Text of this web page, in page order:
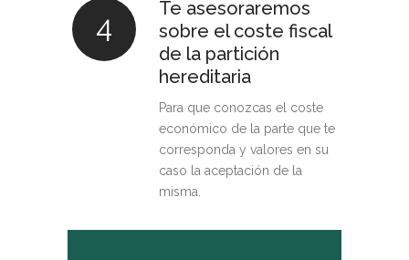
4
Te asesoraremos
sobre el coste fiscal
de la partición
hereditaria
Para que conozcas el coste
económico de la parte que te
corresponda y valores en su
caso la aceptación de la
misma.